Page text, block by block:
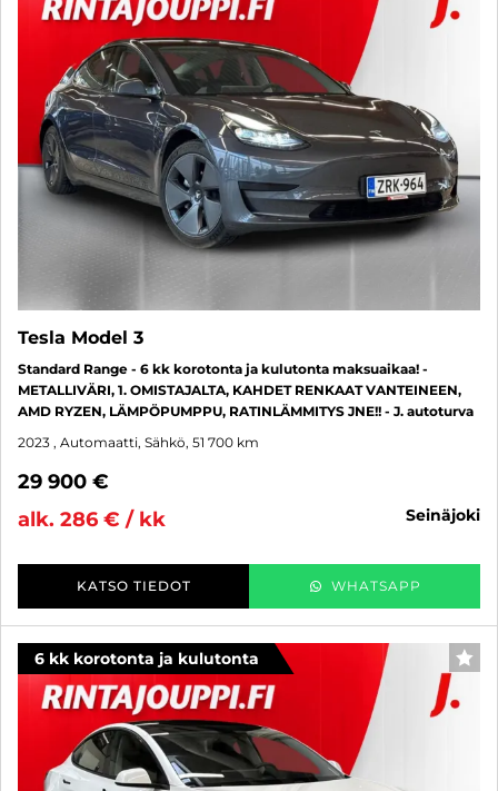
Tesla Model 3
Standard Range - 6 kk korotonta ja kulutonta maksuaikaa! -
METALLIVÄRI, 1. OMISTAJALTA, KAHDET RENKAAT VANTEINEEN,
AMD RYZEN, LÄMPÖPUMPPU, RATINLÄMMITYS JNE!! - J. autoturva
2023 , Automaatti, Sähkö, 51 700 km
29 900 €
alk. 286 € / kk
seinäjoki
KATSO TIEDOT WHATSAPP
6 kk korotonta ja kulutonta